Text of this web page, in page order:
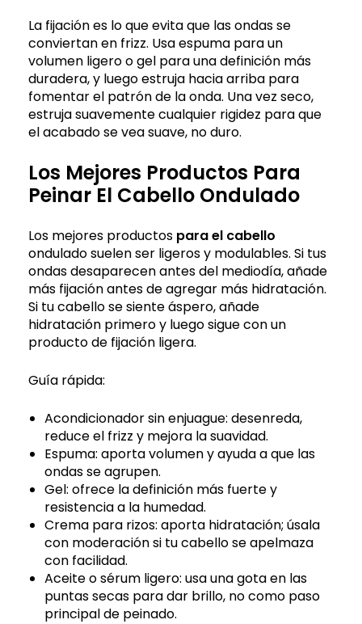
La fijación es lo que evita que las ondas se
conviertan en frizz. Usa espuma para un
volumen ligero o gel para una definición más
duradera, y luego estruja hacia arriba para
fomentar el patrón de la onda. Una vez seco,
estruja suavemente cualquier rigidez para que
el acabado se vea suave, no duro.
Los Mejores Productos Para
Peinar El Cabello Ondulado
Los mejores productos para el cabello
ondulado suelen ser ligeros y modulables. Si tus
ondas desaparecen antes del mediodía, añade
más fijación antes de agregar más hidratación.
Si tu cabello se siente áspero, añade
hidratación primero y luego sigue con un
producto de fijación ligera.
Guía rápida:
Acondicionador sin enjuague: desenreda,
reduce el frizz y mejora la suavidad.
Espuma: aporta volumen y ayuda a que las
ondas se agrupen.
Gel: ofrece la definición más fuerte y
resistencia a la humedad.
Crema para rizos: aporta hidratación; úsala
con moderación si tu cabello se apelmaza
con facilidad.
Aceite o sérum ligero: usa una gota en las
puntas secas para dar brillo, no como paso
principal de peinado.